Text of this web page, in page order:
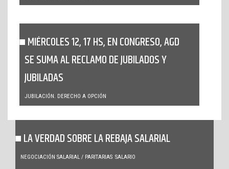
MIÉRCOLES 12, 17 HS, EN CONGRESO, AGD
SE SUMA AL RECLAMO DE JUBILADOS Y
JUBILADAS
JUBILACIÓN. DERECHO A OPCIÓN
LA VERDAD SOBRE LA REBAJA SALARIAL
NEGOCIACIÓN SALARIAL / PARITARIAS SALARIO